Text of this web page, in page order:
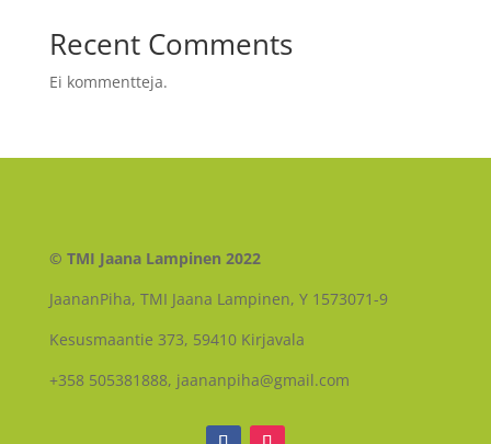
Recent Comments
Ei kommentteja.
© TMI Jaana Lampinen 2022
JaananPiha, TMI Jaana Lampinen, Y 1573071-9
Kesusmaantie 373, 59410 Kirjavala
+358 505381888, jaananpiha@gmail.com